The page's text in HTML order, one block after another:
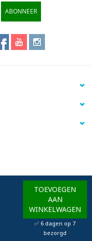
TOEVOEGEN
AAN
WINKELWAGEN
✅ 6 dagen op 7
bezorgd
ABONNEER